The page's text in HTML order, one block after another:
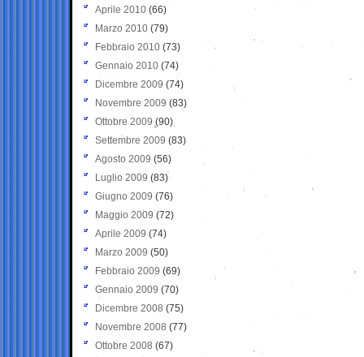
Aprile 2010 (66)
Marzo 2010 (79)
Febbraio 2010 (73)
Gennaio 2010 (74)
Dicembre 2009 (74)
Novembre 2009 (83)
Ottobre 2009 (90)
Settembre 2009 (83)
Agosto 2009 (56)
Luglio 2009 (83)
Giugno 2009 (76)
Maggio 2009 (72)
Aprile 2009 (74)
Marzo 2009 (50)
Febbraio 2009 (69)
Gennaio 2009 (70)
Dicembre 2008 (75)
Novembre 2008 (77)
Ottobre 2008 (67)